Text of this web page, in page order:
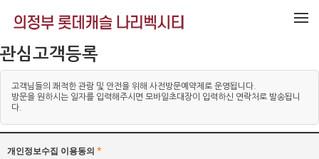
관심고객등록
고객님들의 쾌적한 관람 및 안전을 위해 사전방문예약제로 운영됩니다.
방문을 원하시는 일자를 입력해주시면 모바일초대장이 입력하신 연락처로 발송됩니
다.
개인정보수집 이용동의 *